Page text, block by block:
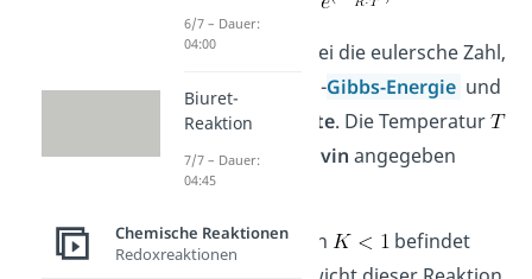
bezeichnet hierbei die eulersche Zahl,
die Standard-Gibbs-Energie und
dieGaskonstante. Die Temperatur
muss immer in
Kelvin angegeben
werden.
Bei einem Wert von
befindet
6/7 – Dauer:
04:00
Biuret-
Reaktion
7/7 – Dauer:
04:45
Chemische Reaktionen
Redoxreaktionen